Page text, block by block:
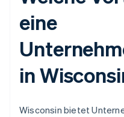
eine
in
Wisconsin bietet